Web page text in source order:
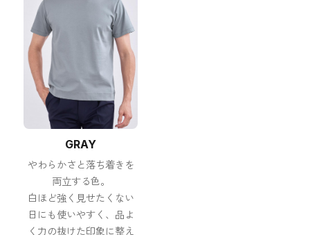
GRAY
やわらかさと落ち着きを
両立する色。
白ほど強く見せたくない
日にも使いやすく、品よ
く力の抜けた印象に整え